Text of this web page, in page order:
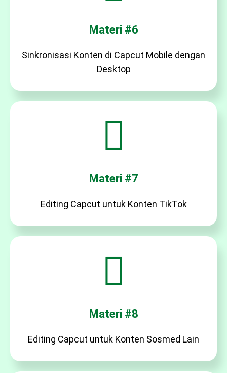
Materi #6
Sinkronisasi Konten di Capcut Mobile dengan
Desktop
Materi #7
Editing Capcut untuk Konten TikTok
Materi #8
Editing Capcut untuk Konten Sosmed Lain